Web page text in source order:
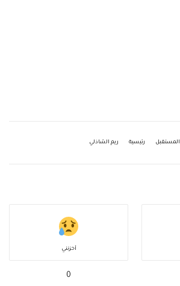
المستقبل رئيسية ريم الشاذلي
أحزنني
0